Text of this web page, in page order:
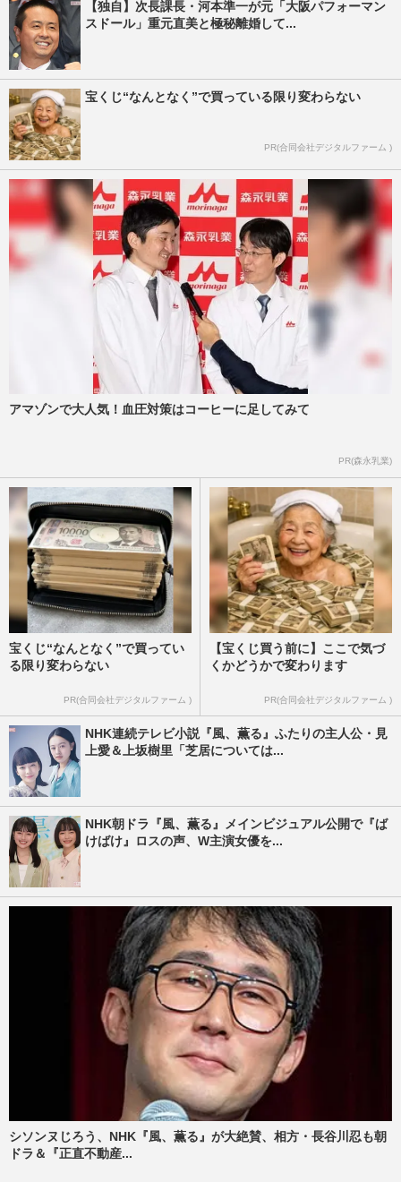
【独自】次長課長・河本準一が元「大阪パフォーマン
スドール」重元直美と極秘離婚して...
宝くじ“なんとなく”で買っている限り変わらない
PR(合同会社デジタルファーム )
アマゾンで大人気！血圧対策はコーヒーに足してみて
PR(森永乳業)
宝くじ“なんとなく”で買ってい
る限り変わらない
PR(合同会社デジタルファーム )
【宝くじ買う前に】ここで気づ
くかどうかで変わります
PR(合同会社デジタルファーム )
NHK連続テレビ小説『風、薫る』ふたりの主人公・見
上愛＆上坂樹里「芝居については...
NHK朝ドラ『風、薫る』メインビジュアル公開で『ば
けばけ』ロスの声、W主演女優を...
シソンヌじろう、NHK『風、薫る』が大絶賛、相方・長谷川忍も朝
ドラ＆『正直不動産...